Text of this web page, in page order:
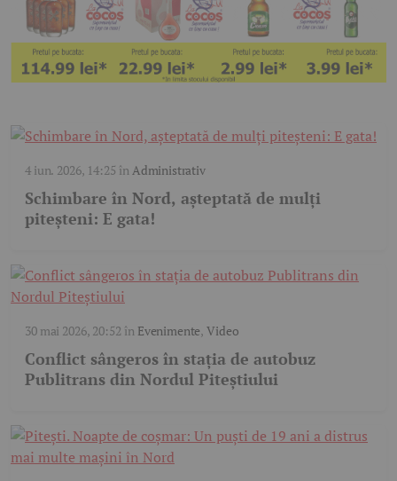
4 iun. 2026, 14:25 în Administrativ
Schimbare în Nord, așteptată de mulți
piteșteni: E gata!
30 mai 2026, 20:52 în Evenimente,Video
Conflict sângeros în stația de autobuz
Publitrans din Nordul Piteștiului